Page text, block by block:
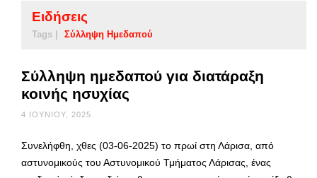
Ειδήσεις
Tags | Σύλληψη Ημεδαπού
Σύλληψη ημεδαπού για διατάραξη
κοινής ησυχίας
4 ΙΟΥΝΊΟΥ, 2025
Συνελήφθη, χθες (03-06-2025) το πρωί στη Λάρισα, από
αστυνομικούς του Αστυνομικού Τμήματος Λάρισας, ένας